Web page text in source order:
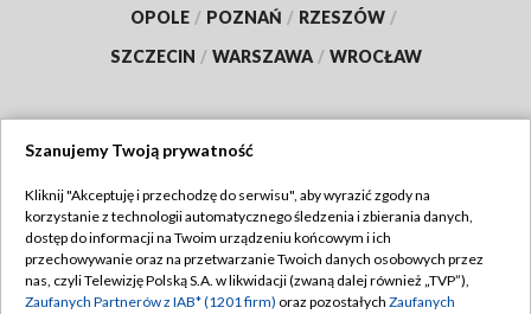
OPOLE / POZNAŃ / RZESZÓW /
SZCZECIN / WARSZAWA / WROCŁAW
TVP
Abonament TVP
Emisja w TVP
Regulamin TVP
Polityka prywatności
Szanujemy Twoją prywatność
Kliknij "Akceptuję i przechodzę do serwisu", aby wyrazić zgody na
korzystanie z technologii automatycznego śledzenia i zbierania danych,
dostęp do informacji na Twoim urządzeniu końcowym i ich
przechowywanie oraz na przetwarzanie Twoich danych osobowych przez
nas, czyli Telewizję Polską S.A. w likwidacji (zwaną dalej również „TVP”),
Zaufanych Partnerów z IAB* (1201 firm) oraz pozostałych Zaufanych